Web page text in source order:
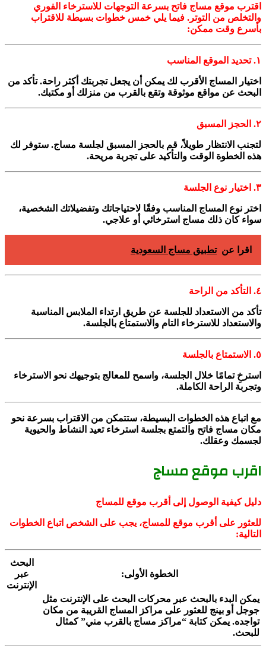
اقترب موقع مساج فاتح بسرعة التوجهات للاسترخاء الفوري
والتخلص من التوتر. فيما يلي خمس خطوات بسيطة للاقتراب
بأسرع وقت ممكن:
١. تحديد الموقع المناسب
اختيار المساج الأقرب لك يمكن أن يجعل تجربتك أكثر راحة. تأكد من
البحث عن مواقع موثوقة وتقع بالقرب من منزلك أو مكتبك.
٢. الحجز المسبق
لتجنب الانتظار طويلاً، قم بالحجز المسبق لجلسة مساج. ستوفر لك
هذه الخطوة الوقت والتأكيد على تجربة مريحة.
٣. اختيار نوع الجلسة
اختر نوع المساج المناسب وفقًا لاحتياجاتك وتفضيلاتك الشخصية،
سواء كان ذلك مساج استرخائي أو علاجي.
اقرا عن تطبيق مساج السعودية
٤. التأكد من الراحة
تأكد من الاستعداد للجلسة عن طريق ارتداء الملابس المناسبة
والاستعداد للاسترخاء التام والاستمتاع بالجلسة.
٥. الاستمتاع بالجلسة
استرخِ تمامًا خلال الجلسة، واسمح للمعالج بتوجيهك نحو الاسترخاء
وتجربة الراحة الكاملة.
مع اتباع هذه الخطوات البسيطة، ستتمكن من الاقتراب بسرعة نحو
مكان مساج فاتح والتمتع بجلسة استرخاء تعيد النشاط والحيوية
لجسمك وعقلك.
اقرب موقع مساج
دليل كيفية الوصول إلى أقرب موقع للمساج
للعثور على أقرب موقع للمساج، يجب على الشخص اتباع الخطوات
التالية:
الخطوة الأولى:
البحث
عبر
الإنترنت
يمكن البدء بالبحث عبر محركات البحث على الإنترنت مثل
جوجل أو بينج للعثور على مراكز المساج القريبة من مكان
تواجده. يمكن كتابة “مراكز مساج بالقرب مني” كمثال
للبحث.